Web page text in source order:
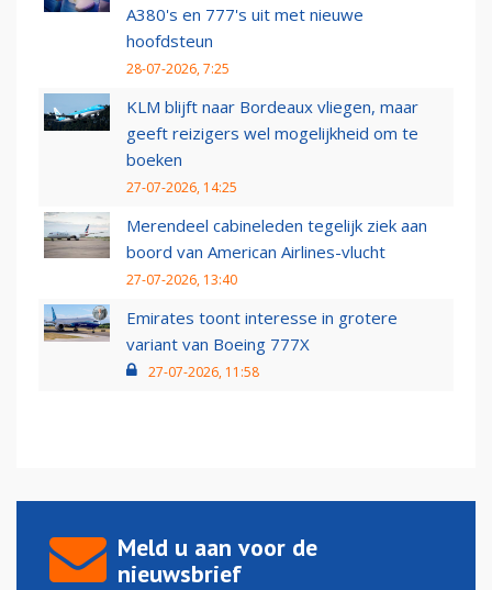
A380's en 777's uit met nieuwe
hoofdsteun
28-07-2026, 7:25
KLM blijft naar Bordeaux vliegen, maar
geeft reizigers wel mogelijkheid om te
boeken
27-07-2026, 14:25
Merendeel cabineleden tegelijk ziek aan
boord van American Airlines-vlucht
27-07-2026, 13:40
Emirates toont interesse in grotere
variant van Boeing 777X
27-07-2026, 11:58
Meld u aan voor de
nieuwsbrief